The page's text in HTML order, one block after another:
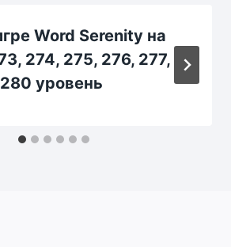
Word Serenity на
274, 275, 276, 277,
уровень